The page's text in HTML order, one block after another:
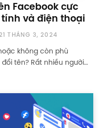
Facebook cực
và điện thoại
THÁNG 3, 2024
không còn phù
tên? Rất nhiều người…